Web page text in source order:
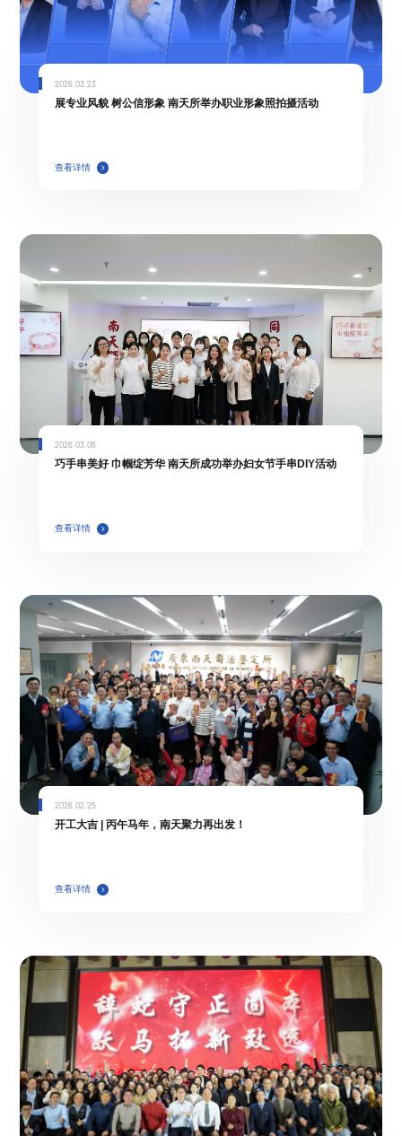
2026.03.23
展专业风貌 树公信形象 南天所举办职业形象照拍摄活动
查看详情
2026.03.06
巧手串美好 巾帼绽芳华 南天所成功举办妇女节手串DIY活动
查看详情
2026.02.25
开工大吉 | 丙午马年，南天聚力再出发！
查看详情